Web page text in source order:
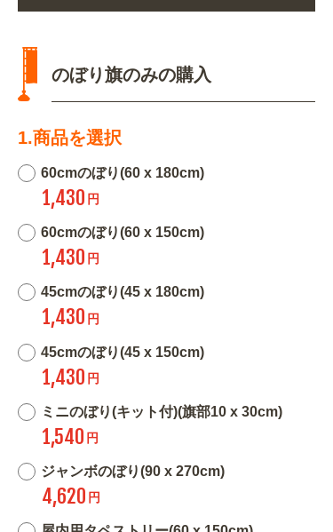
のぼり旗のみの購入
1.商品を選択
60cmのぼり(60 x 180cm)
1,430 円
60cmのぼり(60 x 150cm)
1,430 円
45cmのぼり(45 x 180cm)
1,430 円
45cmのぼり(45 x 150cm)
1,430 円
ミニのぼり(キット付)(旗部10 x 30cm)
1,540 円
ジャンボのぼり(90 x 270cm)
4,620 円